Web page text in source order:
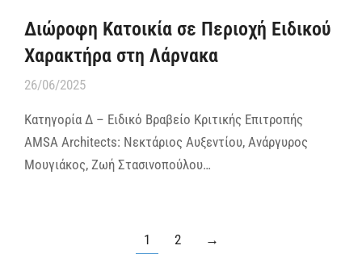
Διώροφη Κατοικία σε Περιοχή Ειδικού
Χαρακτήρα στη Λάρνακα
26/06/2025
Κατηγορία Δ – Ειδικό Βραβείο Κριτικής Επιτροπής
AMSA Architects: Νεκτάριος Αυξεντίου, Ανάργυρος
Μουγιάκος, Ζωή Στασινοπούλου…
1 2 →